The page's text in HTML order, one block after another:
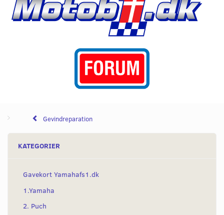
Gevindreparation
KATEGORIER
Gavekort Yamahafs1.dk
1.Yamaha
2. Puch